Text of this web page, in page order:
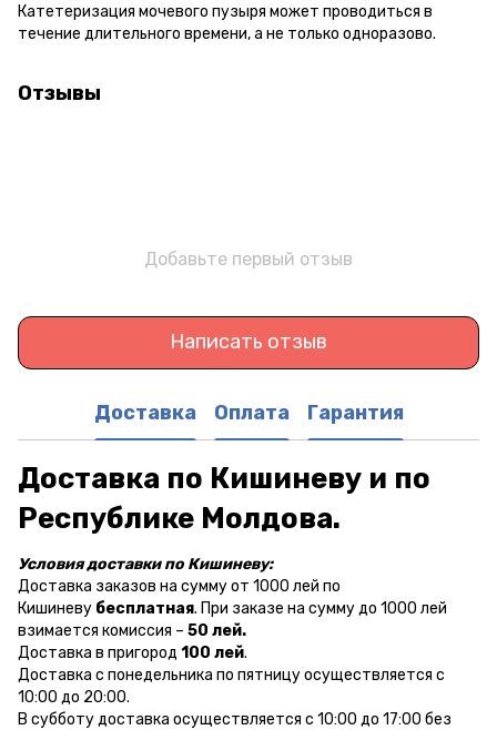
Катетеризация мочевого пузыря может проводиться в
течение длительного времени, а не только одноразово.
Отзывы
Добавьте первый отзыв
Написать отзыв
Доставка Оплата Гарантия
Доставка по Кишиневу и по
Республике Молдова.
Условия доставки по Кишиневу:
Доставка заказов на сумму от 1000 лей по
Кишиневу бесплатная. При заказе на сумму до 1000 лей
взимается комиссия – 50 лей.
Доставка в пригород 100 лей.
Доставка с понедельника по пятницу осуществляется с
10:00 до 20:00.
В субботу доставка осуществляется с 10:00 до 17:00 без